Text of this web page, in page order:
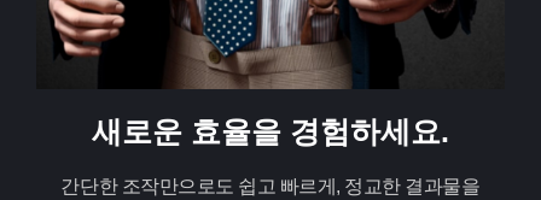
새로운 효율을 경험하세요.
간단한 조작만으로도 쉽고 빠르게, 정교한 결과물을